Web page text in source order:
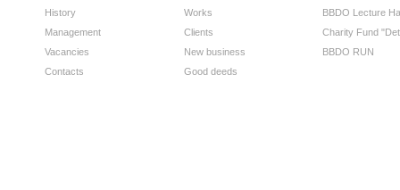
History
Management
Vacancies
Contacts
Works
Clients
New business
Good deeds
BBDO Lecture
Charity Fund
BBDO RUN